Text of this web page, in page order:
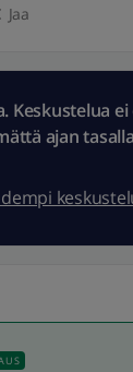
Jaa
ajan